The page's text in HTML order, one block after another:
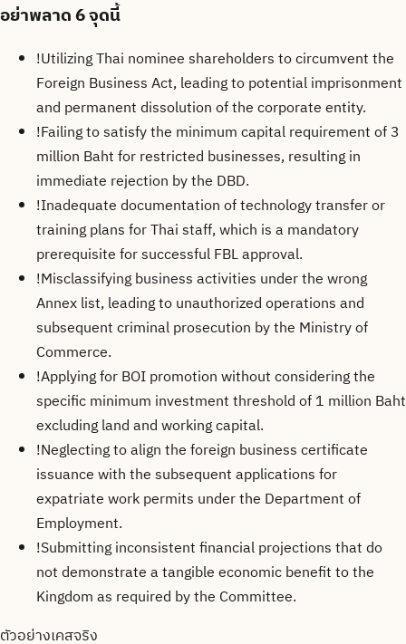
อย่าพลาด6 จุดนี้
!Utilizing Thai nominee shareholders to circumvent the
Foreign Business Act, leading to potential imprisonment
and permanent dissolution of the corporate entity.
!Failing to satisfy the minimum capital requirement of 3
million Baht for restricted businesses, resulting in
immediate rejection by the DBD.
!Inadequate documentation of technology transfer or
training plans for Thai staff, which is a mandatory
prerequisite for successful FBL approval.
!Misclassifying business activities under the wrong
Annex list, leading to unauthorized operations and
subsequent criminal prosecution by the Ministry of
Commerce.
!Applying for BOI promotion without considering the
specific minimum investment threshold of 1 million Baht
excluding land and working capital.
!Neglecting to align the foreign business certificate
issuance with the subsequent applications for
expatriate work permits under the Department of
Employment.
!Submitting inconsistent financial projections that do
not demonstrate a tangible economic benefit to the
Kingdom as required by the Committee.
ตัวอย่างเคสจริง